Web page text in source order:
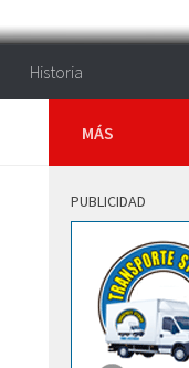
Historia
MÁS
PUBLICIDAD